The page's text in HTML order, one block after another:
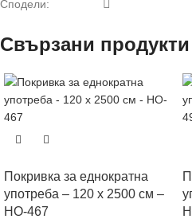
Сподели:
Свързани продукти
Покривка за еднократна
употреба – 120 х 2500 см –
HO-467